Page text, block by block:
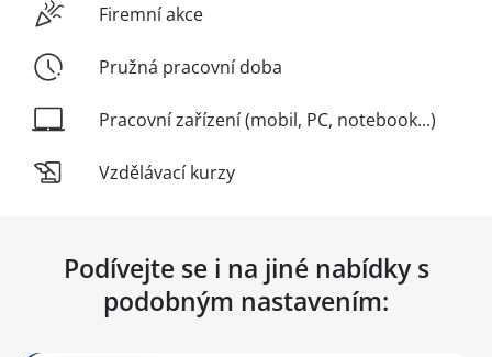
Firemní akce
Pružná pracovní doba
Pracovní zařízení (mobil, PC, notebook...)
Vzdělávací kurzy
Podívejte se i na jiné nabídky s
podobným nastavením: